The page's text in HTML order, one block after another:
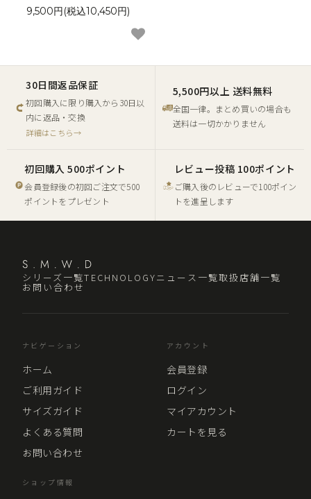
9,500円(税込10,450円)
30日間返品保証
初回購入に限り購入から30日以
内に返品・交換
詳細はこちら→
5,500円以上 送料無料
全国一律。まとめ買いの場合も
送料は一切かかりません
初回購入 500ポイント
会員登録後の初回ご注文で500
ポイントをプレゼント
レビュー投稿 100ポイント
ご購入後のレビューで100ポイン
トを進呈します
シリーズ一覧TECHNOLOGYニュース一覧取扱店舗一覧
お問い合わせ
ナビゲーション
ホーム
ご利用ガイド
サイズガイド
よくある質問
お問い合わせ
アカウント
会員登録
ログイン
マイアカウント
カートを見る
ショップ情報